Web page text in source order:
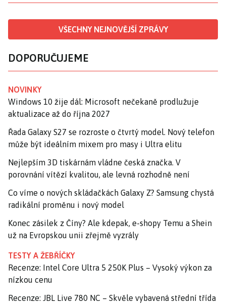
VŠECHNY NEJNOVĚJŠÍ ZPRÁVY
DOPORUČUJEME
NOVINKY
Windows 10 žije dál: Microsoft nečekaně prodlužuje
aktualizace až do října 2027
Řada Galaxy S27 se rozroste o čtvrtý model. Nový telefon
může být ideálním mixem pro masy i Ultra elitu
Nejlepším 3D tiskárnám vládne česká značka. V
porovnání vítězí kvalitou, ale levná rozhodně není
Co víme o nových skládačkách Galaxy Z? Samsung chystá
radikální proměnu i nový model
Konec zásilek z Číny? Ale kdepak, e-shopy Temu a Shein
už na Evropskou unii zřejmě vyzrály
TESTY A ŽEBŘÍČKY
Recenze: Intel Core Ultra 5 250K Plus – Vysoký výkon za
nízkou cenu
Recenze: JBL Live 780 NC – Skvěle vybavená střední třída